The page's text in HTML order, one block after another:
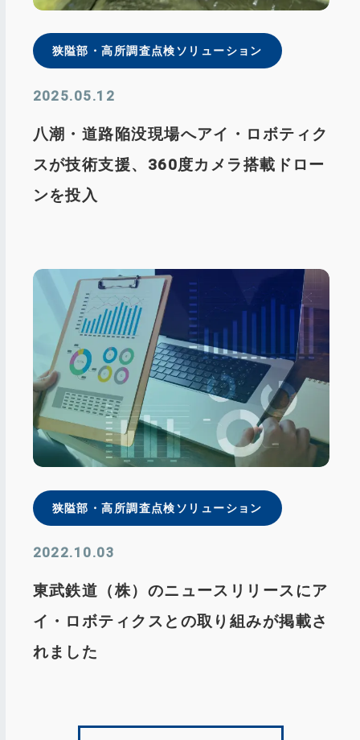
狭隘部・⾼所調査点検ソリューション
2025.05.12
八潮・道路陥没現場へアイ・ロボティク
スが技術支援、360度カメラ搭載ドロー
ンを投入
狭隘部・⾼所調査点検ソリューション
2022.10.03
東武鉄道（株）のニュースリリースにア
イ・ロボティクスとの取り組みが掲載さ
れました